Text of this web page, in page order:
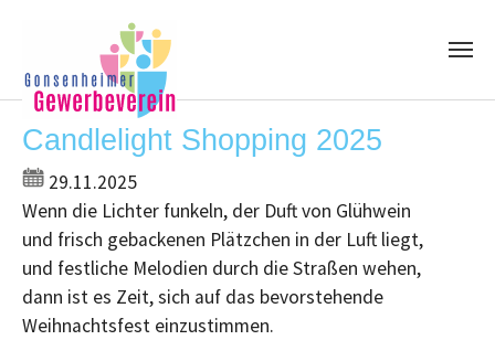
Skip to main content
Candlelight Shopping 2025
29.11.2025
Wenn die Lichter funkeln, der Duft von Glühwein
und frisch gebackenen Plätzchen in der Luft liegt,
und festliche Melodien durch die Straßen wehen,
dann ist es Zeit, sich auf das bevorstehende
Weihnachtsfest einzustimmen.